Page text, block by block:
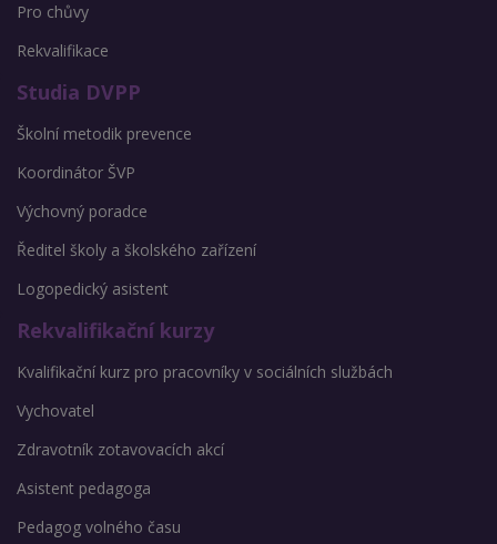
Pro chůvy
Rekvalifikace
Studia DVPP
Školní metodik prevence
Koordinátor ŠVP
Výchovný poradce
Ředitel školy a školského zařízení
Logopedický asistent
Rekvalifikační kurzy
Kvalifikační kurz pro pracovníky v sociálních službách
Vychovatel
Zdravotník zotavovacích akcí
Asistent pedagoga
Pedagog volného času